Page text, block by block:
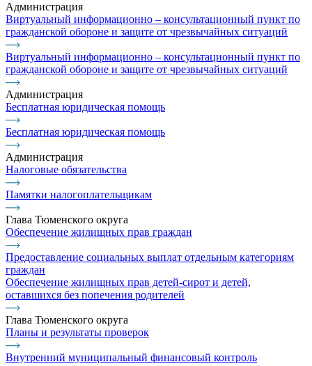
Администрация
Виртуальный информационно – консультационный пункт по
гражданской обороне и защите от чрезвычайных ситуаций
Виртуальный информационно – консультационный пункт по
гражданской обороне и защите от чрезвычайных ситуаций
Администрация
Бесплатная юридическая помощь
Бесплатная юридическая помощь
Администрация
Налоговые обязательства
Памятки налогоплательщикам
Глава Тюменского округа
Обеспечение жилищных прав граждан
Предоставление социальных выплат отдельным категориям
граждан
Обеспечение жилищных прав детей-сирот и детей,
оставшихся без попечения родителей
Глава Тюменского округа
Планы и результаты проверок
Внутренний муниципальный финансовый контроль